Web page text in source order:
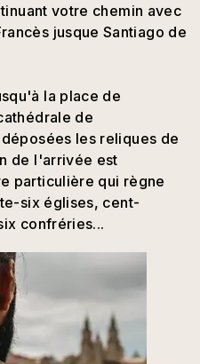
votre chemin avec
jusque Santiago de
la place de
de
les reliques de
de l'arrivée est
particulière qui règne
six églises, cent-
confréries...